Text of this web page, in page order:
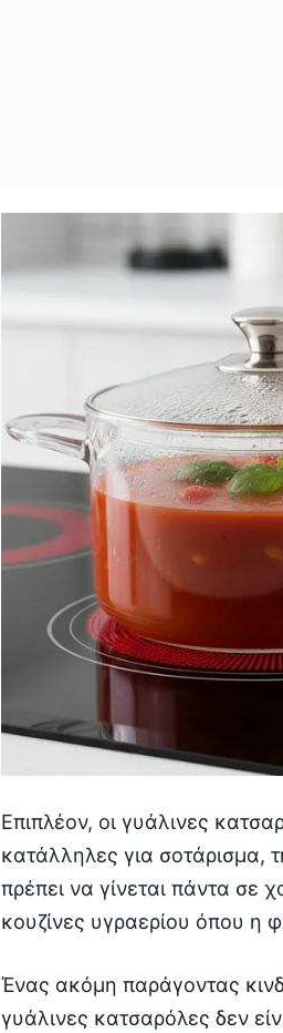
Επιπλέον, οι γυάλινες
κατάλληλες για σοτάρισμα,
πρέπει να γίνεται πάντα σε
κουζίνες υγραερίου όπου η
Ένας ακόμη παράγοντας
γυάλινες κατσαρόλες δεν